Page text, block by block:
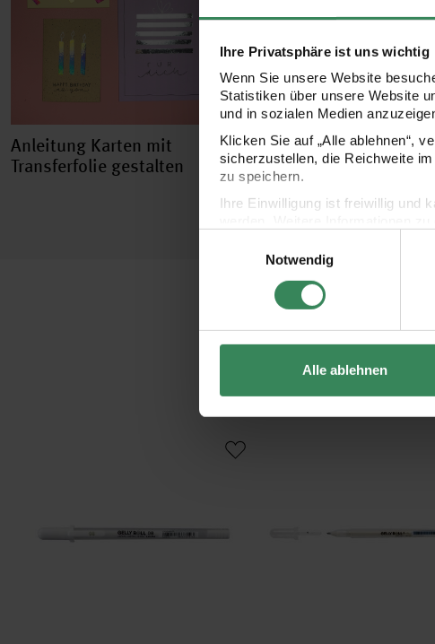
Ihre Privatsphäre ist uns wichtig
Wenn Sie unsere Website
Statistiken über unsere Website
und in sozialen Medien
Klicken Sie auf „Alle ablehnen“,
sicherzustellen, die Reichweite
zu speichern.
Ihre Einwilligung ist freiwillig und
Impressum
Datenschutz
Notwendig
Alle ablehnen
Anleitung Karten mit
Transferfolie gestalten